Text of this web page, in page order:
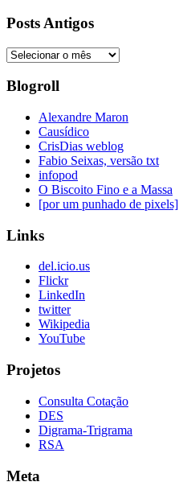
Posts Antigos
Posts
Blogroll
Alexandre Maron
Causídico
CrisDias weblog
Fabio Seixas, versão txt
infopod
O Biscoito Fino e a Massa
[por um punhado de pixels]
Links
del.icio.us
Flickr
LinkedIn
twitter
Wikipedia
YouTube
Projetos
Consulta Cotação
DES
Digrama-Trigrama
RSA
Meta